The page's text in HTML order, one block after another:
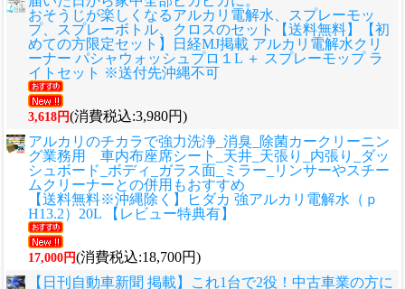
おそうじが楽しくなるアルカリ電解水、スプレーモッ
プ、スプレーボトル、クロスのセット
【送料無料】【初
めての方限定セット】日経MJ掲載 アルカリ電解水クリ
ーナー パシャウォッシュプロ１L ＋ スプレーモップ ラ
イトセット ※送付先沖縄不可
3,618円(消費税込:3,980円)
アルカリのチカラで強力洗浄_消臭_除菌カークリーニン
グ業務用 車内布座席シート_天井_天張り_内張り_ダッ
シュボード_ボディ_ガラス面_ミラー_リンサーやスチー
ムクリーナーとの併用もおすすめ
【送料無料※沖縄除く】ヒダカ 強アルカリ電解水（ｐ
H13.2）20L 【レビュー特典有】
17,000円(消費税込:18,700円)
【日刊自動車新聞 掲載】これ1台で2役！中古車業の方に